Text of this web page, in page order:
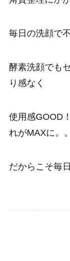
毎日の洗顔で
酵素洗顔でも
り感なく
使用感GOOD
れがMAXに。
だからこそ毎